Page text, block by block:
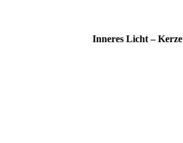
Inne­res Licht – Kerze